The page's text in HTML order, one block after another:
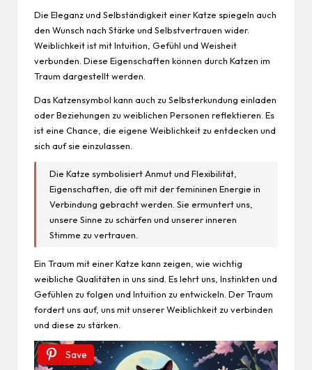
Die Eleganz und Selbständigkeit einer Katze spiegeln auch
den Wunsch nach Stärke und Selbstvertrauen wider.
Weiblichkeit ist mit Intuition, Gefühl und Weisheit
verbunden. Diese Eigenschaften können durch Katzen im
Traum dargestellt werden.
Das Katzensymbol kann auch zu Selbsterkundung einladen
oder Beziehungen zu weiblichen Personen reflektieren. Es
ist eine Chance, die eigene Weiblichkeit zu entdecken und
sich auf sie einzulassen.
Die Katze symbolisiert Anmut und Flexibilität,
Eigenschaften, die oft mit der femininen Energie in
Verbindung gebracht werden. Sie ermuntert uns,
unsere Sinne zu schärfen und unserer inneren
Stimme zu vertrauen.
Ein Traum mit einer Katze kann zeigen, wie wichtig
weibliche Qualitäten in uns sind. Es lehrt uns, Instinkten und
Gefühlen zu folgen und Intuition zu entwickeln. Der Traum
fordert uns auf, uns mit unserer Weiblichkeit zu verbinden
und diese zu stärken.
Save